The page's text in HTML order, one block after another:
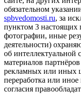
обязательном
spbvedomosti.ru, за
пунктом 3 настоящих
фотографии, иные
деятельности)
об интеллектуальной
материалов
рекламных или иных
переработка или
согласия